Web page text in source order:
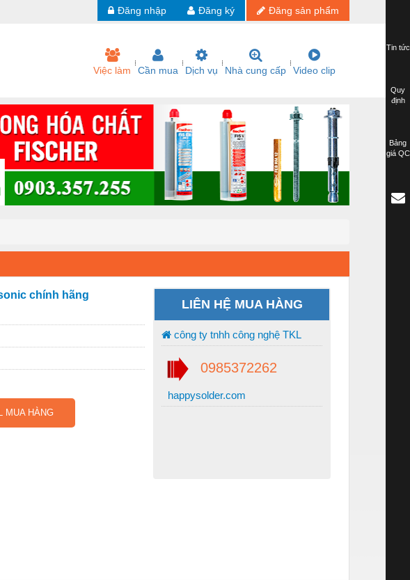
Đăng sản phẩm
Đăng ký
Đăng nhập
Việc làm Cần mua Dịch vụ Nhà cung cấp Video clip
chính hãng
MUA HÀNG
LIÊN HỆ MUA HÀNG
công ty tnhh công nghệ TKL
0985372262
happysolder.com
Tin tức
Quy
định
Bảng
giá QC